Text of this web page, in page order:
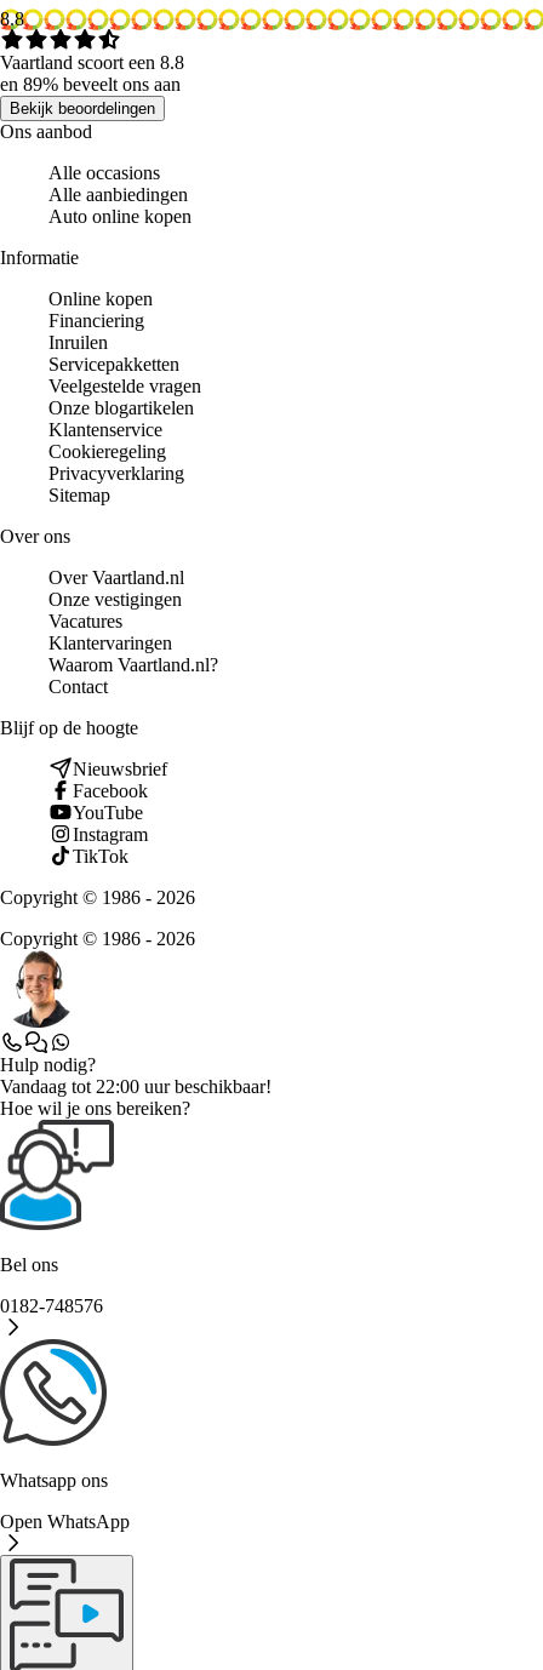
8.8
Vaartland scoort een 8.8
en 89% beveelt ons aan
Bekijk beoordelingen
Ons aanbod
Alle occasions
Alle aanbiedingen
Auto online kopen
Informatie
Online kopen
Financiering
Inruilen
Servicepakketten
Veelgestelde vragen
Onze blogartikelen
Klantenservice
Cookieregeling
Privacyverklaring
Sitemap
Over ons
Over Vaartland.nl
Onze vestigingen
Vacatures
Klantervaringen
Waarom Vaartland.nl?
Contact
Blijf op de hoogte
Nieuwsbrief
Facebook
YouTube
Instagram
TikTok
Copyright © 1986 - 2026
Copyright © 1986 - 2026
Hulp nodig?
Vandaag tot 22:00 uur beschikbaar!
Hoe wil je ons bereiken?
Bel ons
0182-748576
Whatsapp ons
Open WhatsApp